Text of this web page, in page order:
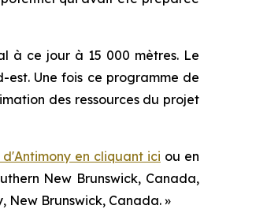
à ce jour à 15 000 mètres. Le
Une fois ce programme de
des ressources du projet
en cliquant ici ou en
New Brunswick, Canada,
New Brunswick, Canada. »